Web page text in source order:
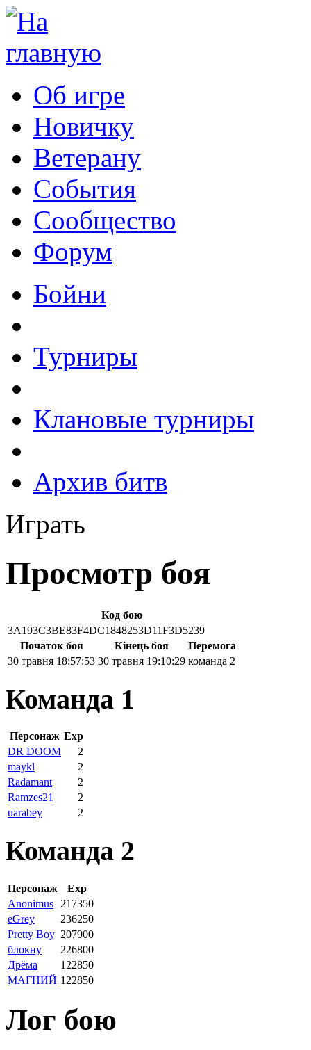
Об игре
Новичку
Ветерану
События
Сообщество
Форум
Бойни
Турниры
Клановые турниры
Архив битв
Играть
Просмотр боя
Код бою
3A193C3BE83F4DC1848253D11F3D5239
Початок боя
Кінець боя
Перемога
30 травня 18:57:53 30 травня 19:10:29 команда 2
Команда 1
Персонаж Exp
DR DOOM
2
maykl
2
Radamant
2
Ramzes21
2
uarabey
2
Команда 2
Персонаж
Exp
Anonimus
217350
eGrey
236250
Pretty Boy 207900
блокну
226800
Дрёма
122850
МАГНИЙ 122850
Лог бою